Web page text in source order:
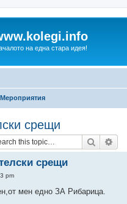
на една стара идея!
срещи
Search
срещи
pm
мен едно ЗА Рибарица.